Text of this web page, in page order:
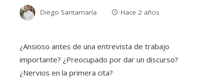
Diego Santamaría Hace 2 años
¿Ansioso antes de una entrevista de trabajo
importante? ¿Preocupado por dar un discurso?
¿Nervios en la primera cita?